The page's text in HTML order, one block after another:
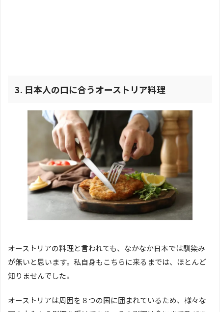
3. 日本人の口に合うオーストリア料理
オーストリアの料理と言われても、なかなか日本では馴染み
が無いと思います。私自身もこちらに来るまでは、ほとんど
知りませんでした。
オーストリアは周囲を８つの国に囲まれているため、様々な